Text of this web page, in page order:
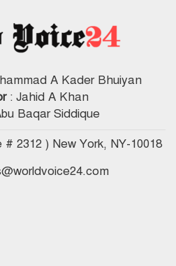
A Kader Bhuiyan
: Jahid A Khan
Baqar Siddique
2312 ) New York, NY-10018